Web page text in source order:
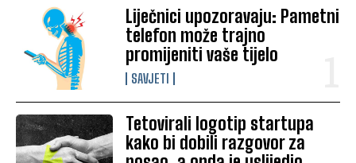
Liječnici upozoravaju: Pametni
telefon može trajno
promijeniti vaše tijelo
SAVJETI
Tetovirali logotip startupa
kako bi dobili razgovor za